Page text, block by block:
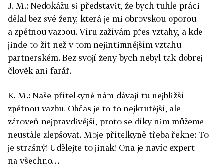
J. M.: Nedokážu si představit, že bych tuhle práci
dělal bez své ženy, která je mi obrovskou oporou
a zpětnou vazbou. Víru zažívám přes vztahy, a kde
jinde to žít než v tom nejintimnějším vztahu
partnerském. Bez svojí ženy bych nebyl tak dobrej
člověk ani farář.
K. M.: Naše přítelkyně nám dávají tu nejbližší
zpětnou vazbu. Občas je to to nejkrutější, ale
zároveň nejpravdivější, proto se díky nim můžeme
neustále zlepšovat. Moje přítelkyně třeba řekne: To
je strašný! Udělejte to jinak! Ona je navíc expert
na všechno…